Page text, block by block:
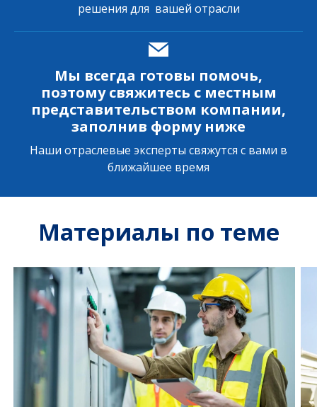
решения для вашей отрасли
Мы всегда готовы помочь,
поэтому свяжитесь с местным
представительством компании,
заполнив форму ниже
Наши отраслевые эксперты свяжутся с вами в
ближайшее время
Материалы по теме